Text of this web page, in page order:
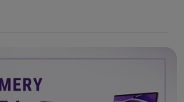
...